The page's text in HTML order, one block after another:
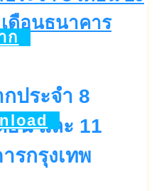
ก
ประจำ 8
อน และ 11
รกรุงเทพ